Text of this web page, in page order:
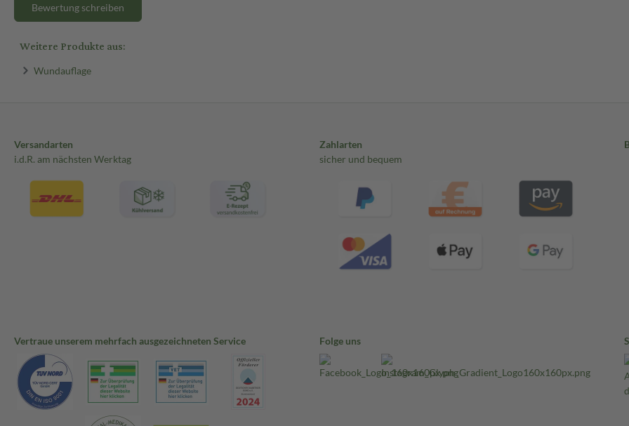
Bewertung schreiben
Weitere Produkte aus:
Wundauflage
Versandarten
i.d.R. am nächsten Werktag
Zahlarten
sicher und bequem
Vertraue unserem mehrfach ausgezeichneten Service Folge uns